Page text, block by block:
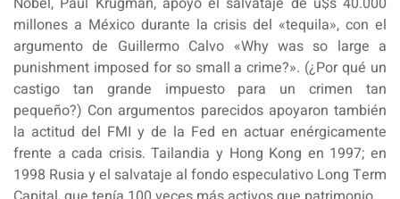
millones a México durante la crisis del «tequila», con el
argumento de Guillermo Calvo «Why was so large a
punishment imposed for so small a crime?». (¿Por qué un
castigo tan grande impuesto para un crimen tan
pequeño?) Con argumentos parecidos apoyaron también
la actitud del FMI y de la Fed en actuar enérgicamente
frente a cada crisis. Tailandia y Hong Kong en 1997; en
1998 Rusia y el salvataje al fondo especulativo Long Term